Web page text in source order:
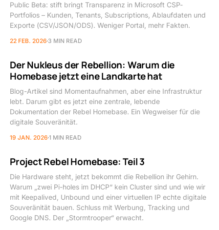
Public Beta: stift bringt Transparenz in Microsoft CSP-
Portfolios – Kunden, Tenants, Subscriptions, Ablaufdaten und
Exporte (CSV/JSON/ODS). Weniger Portal, mehr Fakten.
22 FEB. 2026 3 MIN READ
Der Nukleus der Rebellion: Warum die
Homebase jetzt eine Landkarte hat
Blog-Artikel sind Momentaufnahmen, aber eine Infrastruktur
lebt. Darum gibt es jetzt eine zentrale, lebende
Dokumentation der Rebel Homebase. Ein Wegweiser für die
digitale Souveränität.
19 JAN. 2026 1 MIN READ
Project Rebel Homebase: Teil 3
Die Hardware steht, jetzt bekommt die Rebellion ihr Gehirn.
Warum „zwei Pi-holes im DHCP“ kein Cluster sind und wie wir
mit Keepalived, Unbound und einer virtuellen IP echte digitale
Souveränität bauen. Schluss mit Werbung, Tracking und
Google DNS. Der „Stormtrooper“ erwacht.